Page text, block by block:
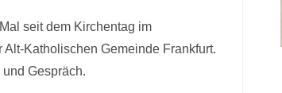
seit dem Kirchentag im
Katholischen Gemeinde Frankfurt.
Gespräch.